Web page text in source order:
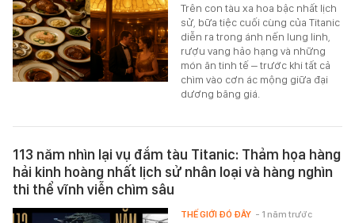
Trên con tàu xa hoa bậc nhất lịch
sử, bữa tiệc cuối cùng của Titanic
diễn ra trong ánh nến lung linh,
rượu vang hảo hạng và những
món ăn tinh tế – trước khi tất cả
chìm vào cơn ác mộng giữa đại
dương băng giá.
113 năm nhìn lại vụ đắm tàu Titanic: Thảm họa hàng
hải kinh hoàng nhất lịch sử nhân loại và hàng nghìn
thi thể vĩnh viễn chìm sâu
THẾ GIỚI ĐÓ ĐÂY - 1 năm trước